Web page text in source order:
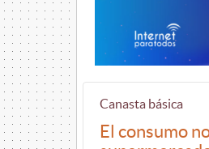
Canasta básica
El consumo